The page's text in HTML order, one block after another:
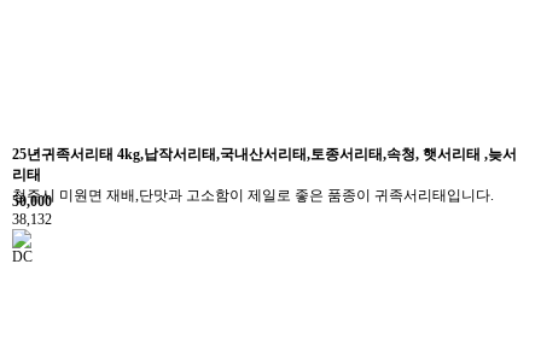
25년귀족서리태 4kg,납작서리태,국내산서리태,토종서리태,속청, 햇서리태 ,늦서
리태
청주시 미원면 재배,단맛과 고소함이 제일로 좋은 품종이 귀족서리태입니다.
50,000
38,132
DC